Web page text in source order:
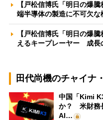
【戸松信博氏「明日の爆
端半導体の製造に不可欠
【戸松信博氏「明日の爆
えるキープレーヤー 成
田代尚機のチャイナ
中国「Kimi
か？ 米財務
AI…